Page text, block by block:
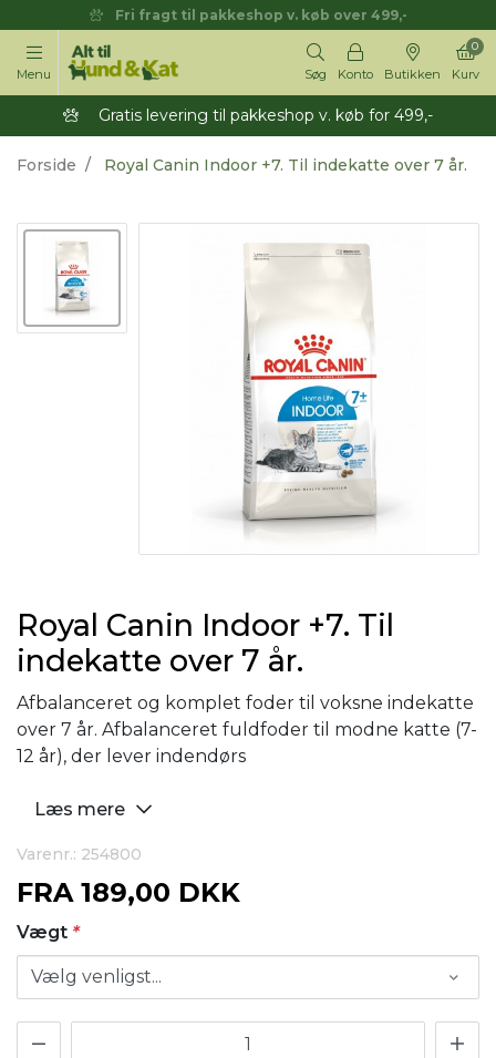
Fri fragt til pakkeshop v. køb over 499,-
Menu Søg Konto Butikken Kurv
0
Gratis levering til pakkeshop v. køb for 499,-
Forside Royal Canin Indoor +7. Til indekatte over 7 år.
Royal Canin Indoor +7. Til
indekatte over 7 år.
Afbalanceret og komplet foder til voksne indekatte
over 7 år. Afbalanceret fuldfoder til modne katte (7-
12 år), der lever indendørs
Læs mere
Varenr.: 254800
FRA 189,00 DKK
Vægt *